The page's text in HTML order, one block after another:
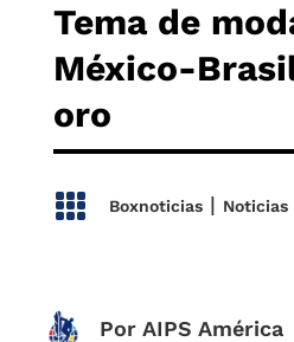
Tema de
México-
oro
 Boxnoticias| Noticias
Por AIPS América